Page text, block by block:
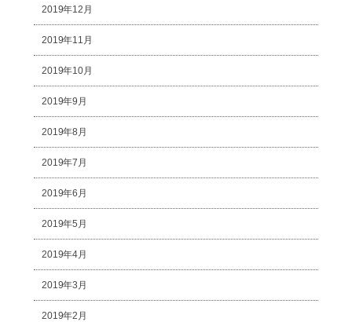
2019年12月
2019年11月
2019年10月
2019年9月
2019年8月
2019年7月
2019年6月
2019年5月
2019年4月
2019年3月
2019年2月